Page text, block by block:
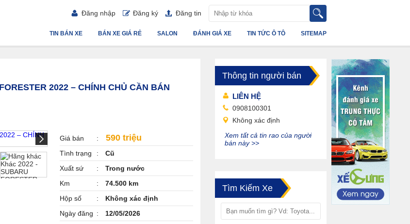
Đăng nhập Đăng ký Đăng tin
SITEMAP
TIN TỨC Ô TÔ
ĐÁNH GIÁ XE
SALON
BÁN XE GIÁ RẺ
TIN BÁN XE
2022 – CHÍNH CHỦ CẦN BÁN
Giá bán 590 triệu
Tình trạng
Cũ
Xuất sứ
Trong nước
Km
74.500 km
Hộp số
Không xác định
Ngày đăng
12/05/2026
Thông tin người bán
LIÊN HỆ
0908100301
Không xác định
Xem tất cả tin rao của người
bán này >>
Tìm Kiếm Xe